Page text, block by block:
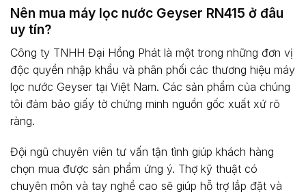
Nên mua máy lọc nước Geyser RN415 ở đâu
uy tín?
Công ty TNHH Đại Hồng Phát là một trong những đơn vị
độc quyền nhập khẩu và phân phối các thương hiệu máy
lọc nước Geyser tại Việt Nam. Các sản phẩm của chúng
tôi đảm bảo giấy tờ chứng minh nguồn gốc xuất xứ rõ
ràng.
Đội ngũ chuyên viên tư vấn tận tình giúp khách hàng
chọn mua được sản phẩm ứng ý. Thợ kỹ thuật có
chuyên môn và tay nghề cao sẽ giúp hỗ trợ lắp đặt và